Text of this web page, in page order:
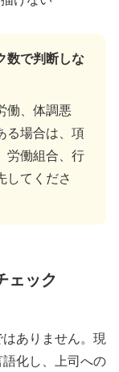
数で判断しな
働、体調悪
る場合は、項
労働組合、行
してくださ
ェック
ありません。現
化し、上司への